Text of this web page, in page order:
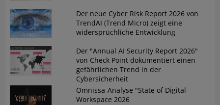
Der neue Cyber Risk Report 2026 von
TrendAI (Trend Micro) zeigt eine
widersprüchliche Entwicklung
Der "Annual AI Security Report 2026"
von Check Point dokumentiert einen
gefährlichen Trend in der
Cybersicherheit
Omnissa-Analyse "State of Digital
Workspace 2026